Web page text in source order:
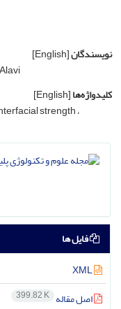
نویسندگان[English]
کلیدواژه‌ها[English]
strength
فایل ها
اصل مقاله 399.82 K